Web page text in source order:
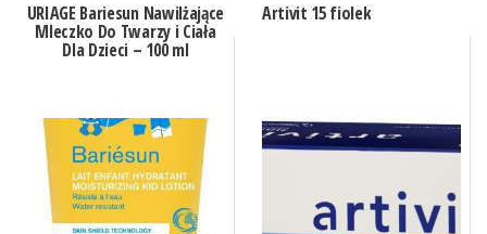
URIAGE Bariesun Nawilżające
Mleczko Do Twarzy i Ciała
Dla Dzieci – 100 ml
Artivit 15 fiolek